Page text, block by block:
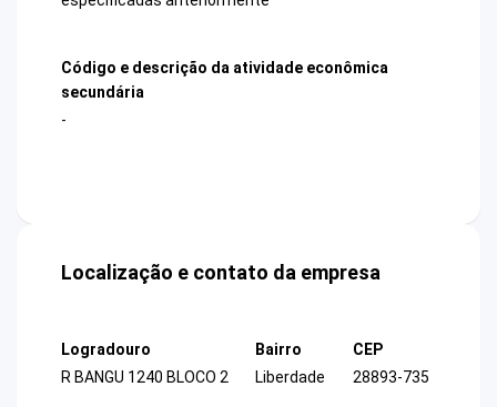
Código e descrição da atividade econômica
secundária
-
Localização e contato da empresa
Logradouro
R BANGU 1240 BLOCO 2
Bairro
Liberdade
CEP
28893-735